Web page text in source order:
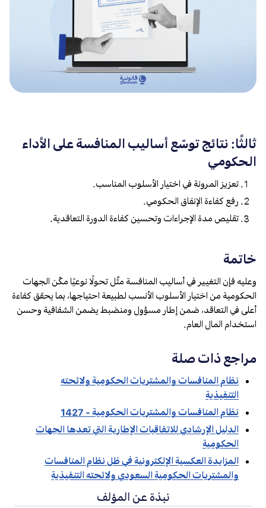
نبذة عن المؤلف
ثالثًا: نتائج توسّع أساليب المنافسة على الأداء
الحكومي
تعزيز المرونة في اختيار الأسلوب المناسب.
رفع كفاءة الإنفاق الحكومي.
تقليص مدة الإجراءات وتحسين كفاءة الدورة التعاقدية.
خاتمة
وعليه فإن التغيير في أساليب المنافسة مثّل تحولًا نوعيًا مكّن الجهات
الحكومية من اختيار الأسلوب الأنسب لطبيعة احتياجها، بما يحقق كفاءة
أعلى في التعاقد، ضمن إطار مسؤول ومنضبط يضمن الشفافية وحسن
استخدام المال العام.
مراجع ذات صلة
نظام المنافسات والمشتريات الحكومية ولائحته
التنفيذية
نظام المنافسات والمشتريات الحكومية - 1427
الدليل الإرشادي للاتفاقيات الإطارية التي تعدها الجهات
الحكومية
المزايدة العكسية الإلكترونية في ظل نظام المنافسات
والمشتريات الحكومية السعودي ولائحته التنفيذية